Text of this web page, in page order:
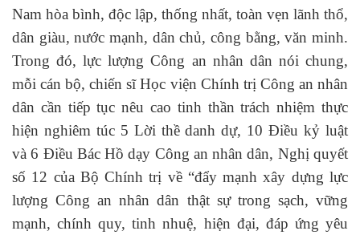
Nam hòa bình, độc lập, thống nhất, toàn vẹn lãnh thổ,
dân giàu, nước mạnh, dân chủ, công bằng, văn minh.
Trong đó, lực lượng Công an nhân dân nói chung,
mỗi cán bộ, chiến sĩ Học viện Chính trị Công an nhân
dân cần tiếp tục nêu cao tinh thần trách nhiệm thực
hiện nghiêm túc 5 Lời thề danh dự, 10 Điều kỷ luật
và 6 Điều Bác Hồ dạy Công an nhân dân, Nghị quyết
số 12 của Bộ Chính trị về “đẩy mạnh xây dựng lực
lượng Công an nhân dân thật sự trong sạch, vững
mạnh, chính quy, tinh nhuệ, hiện đại, đáp ứng yêu